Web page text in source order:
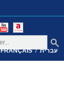
FRANÇAIS / עברית